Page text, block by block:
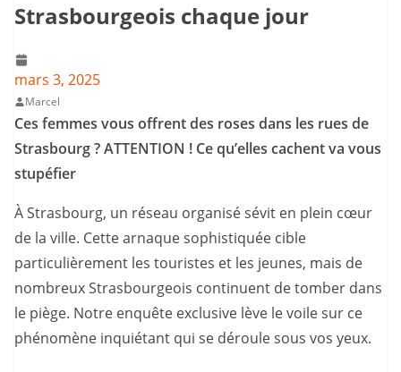
Strasbourgeois chaque jour
mars 3, 2025
Marcel
Ces femmes vous offrent des roses dans les rues de
Strasbourg ? ATTENTION ! Ce qu’elles cachent va vous
stupéfier
À Strasbourg, un réseau organisé sévit en plein cœur
de la ville. Cette arnaque sophistiquée cible
particulièrement les touristes et les jeunes, mais de
nombreux Strasbourgeois continuent de tomber dans
le piège. Notre enquête exclusive lève le voile sur ce
phénomène inquiétant qui se déroule sous vos yeux.